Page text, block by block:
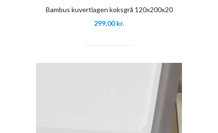
Bambus kuvertlagen koksgrå 120x200x20
299,00kr.